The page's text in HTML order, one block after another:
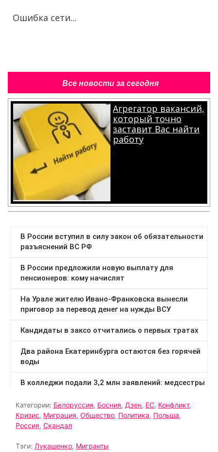
Ошибка сети...
Все новости за сегодня
Агрегатор вакансий,
который точно
заставит Вас найти
работу
.
Категории: Белоруссия, Босния, Дзен, ЕС, Конфликт,
Кризис, Миграция, Общество, Политика, Польша,
Россия, Скандал
Тэги: Лукашенко, Мигранты